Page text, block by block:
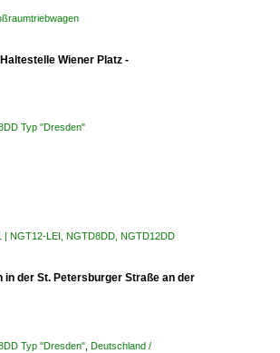
Wiener Platz -
Typ "Dresden"
| NGT12-LEI, NGTD8DD, NGTD12DD
in der St. Petersburger Straße an der
Typ "Dresden" Deutschland /